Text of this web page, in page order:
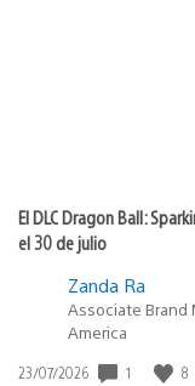
El DLC Dragon Ball:
el 30 de julio
Zanda Ra
Associate Brand
America
Fecha
23/07/2026 1 8